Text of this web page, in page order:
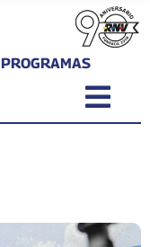
PROGRAMAS